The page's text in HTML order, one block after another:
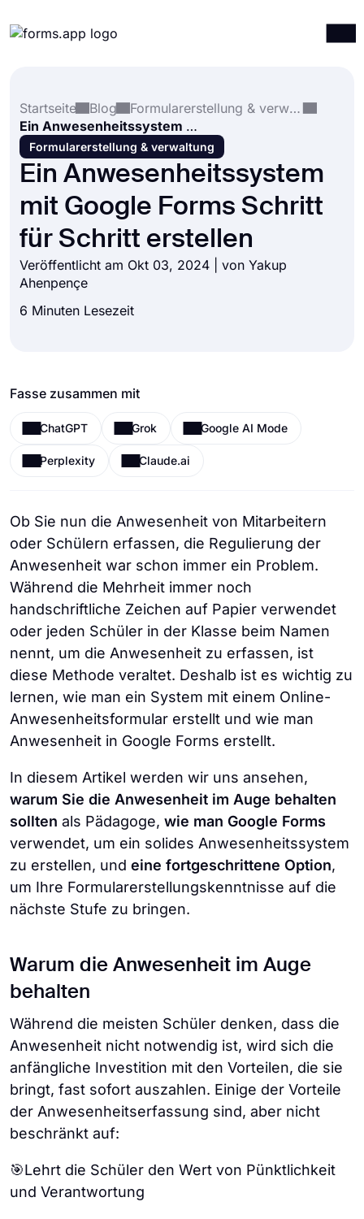
Integrationen
Vorlagen
Ressourcen
Preise
Startseite
Blog
Formularerstellung & verwaltung
Ein Anwesenheitssystem mit Google Forms Schritt für Schritt erstellen
Formularerstellung & verwaltung
Ein Anwesenheitssystem
mit Google Forms Schritt
für Schritt erstellen
Veröffentlicht am Okt 03, 2024 | von Yakup
Ahenpençe
6 Minuten Lesezeit
Fasse zusammen mit
ChatGPT Grok Google AI Mode
Perplexity Claude.ai
Ob Sie nun die Anwesenheit von Mitarbeitern
oder Schülern erfassen, die Regulierung der
Anwesenheit war schon immer ein Problem.
Während die Mehrheit immer noch
handschriftliche Zeichen auf Papier verwendet
oder jeden Schüler in der Klasse beim Namen
nennt, um die Anwesenheit zu erfassen, ist
diese Methode veraltet. Deshalb ist es wichtig zu
lernen, wie man ein System mit einem Online-
Anwesenheitsformular erstellt und wie man
Anwesenheit in Google Forms erstellt.
In diesem Artikel werden wir uns ansehen,
warum Sie die Anwesenheit im Auge behalten
sollten als Pädagoge, wie man Google Forms
verwendet, um ein solides Anwesenheitssystem
zu erstellen, und eine fortgeschrittene Option,
um Ihre Formularerstellungskenntnisse auf die
nächste Stufe zu bringen.
Warum die Anwesenheit im Auge
behalten
Während die meisten Schüler denken, dass die
Anwesenheit nicht notwendig ist, wird sich die
anfängliche Investition mit den Vorteilen, die sie
bringt, fast sofort auszahlen. Einige der Vorteile
der Anwesenheitserfassung sind, aber nicht
beschränkt auf:
🎯Lehrt die Schüler den Wert von Pünktlichkeit
und Verantwortung